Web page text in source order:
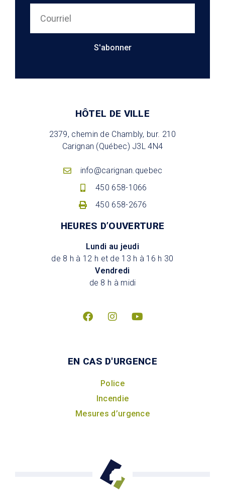
S'abonner
HÔTEL DE VILLE
2379, chemin de Chambly, bur. 210
Carignan (Québec) J3L 4N4
info@carignan.quebec
450 658-1066
450 658-2676
HEURES D’OUVERTURE
Lundi au jeudi
de 8 h à 12 h et de 13 h à 16 h 30
Vendredi
de 8 h à midi
EN CAS D'URGENCE
Police
Incendie
Mesures d’urgence